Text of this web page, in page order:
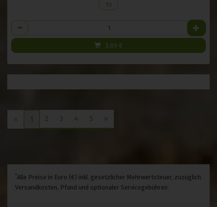
St
Anzahl
3,89 €
1 2 3 4 5 »
*Alle Preise in Euro (€) inkl. gesetzlicher Mehrwertsteuer, zuzüglich
Versandkosten, Pfand und optionaler Servicegebühren.